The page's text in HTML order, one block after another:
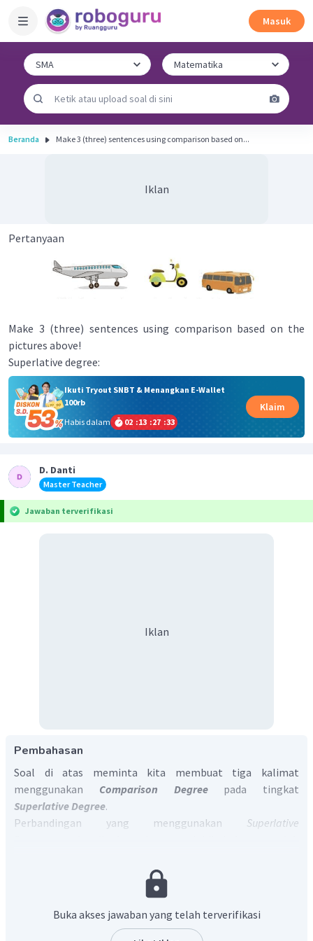
Masuk
Beranda Make 3 (three) sentences using comparison based on...
Iklan
Pertanyaan
Make 3 (three) sentences using comparison based on the
pictures above!
Superlative degree:
Ikuti Tryout SNBT & Menangkan E-Wallet
100rb
Habis dalam
02 :13 :27 :32
Klaim
D. Danti
Master Teacher
Jawaban terverifikasi
Iklan
Pembahasan
Soal di atas meminta kita membuat tiga kalimat
menggunakan Comparison Degreepada tingkat
Superlative Degree.
Perbandingan yang menggunakan Superlative
Superlative Degree
Subject I + to be + the + adjective-est + Objectapabila
yang digunakan terdiri dari satu atau dua
Buka akses jawaban yang telah terverifikasi